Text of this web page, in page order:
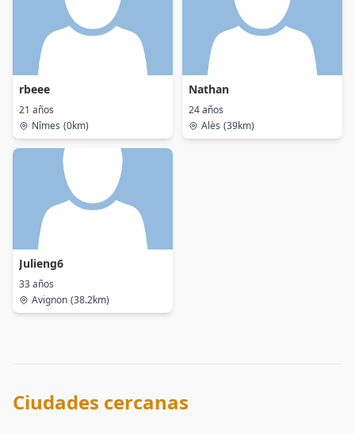
rbeee
21 años
Nîmes (0km)
Nathan
24 años
Alès (39km)
Julieng6
33 años
Avignon (38.2km)
Ciudades cercanas